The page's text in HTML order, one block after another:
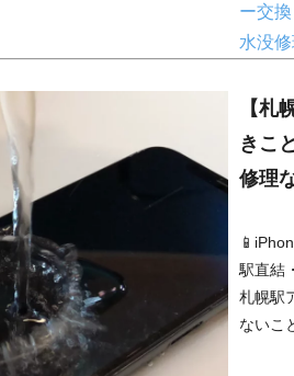
ー交換
水没
【札
きこ
修理
駅直結
札幌駅
ないこ